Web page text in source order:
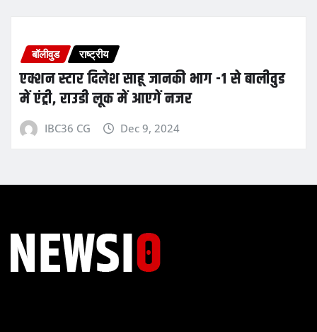
बॉलीवुड राष्ट्रीय
एक्शन स्टार दिलेश साहू जानकी भाग -1 से बालीवुड
में एंट्री, राउडी लूक में आएगें नजर
IBC36 CG Dec 9, 2024